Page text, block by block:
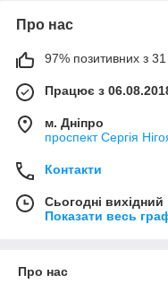
Про нас
97% позитивних з 31
Працює з
м. Дніпро
проспект Сергія
Контакти
Сьогодні вихідний
Показати весь
Про нас